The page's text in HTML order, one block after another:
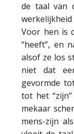
de taal van
Voor hen is
“heeft”, en
alsof ze los
niet dat
gevormde
tot het
mekaar
mens-zijn